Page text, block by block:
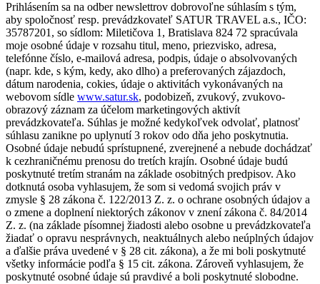
Prihlásením sa na odber newslettrov dobrovoľne súhlasím s tým,
aby spoločnosť resp. prevádzkovateľ SATUR TRAVEL a.s., IČO:
35787201, so sídlom: Miletičova 1, Bratislava 824 72 spracúvala
moje osobné údaje v rozsahu titul, meno, priezvisko, adresa,
telefónne číslo, e-mailová adresa, podpis, údaje o absolvovaných
(napr. kde, s kým, kedy, ako dlho) a preferovaných zájazdoch,
dátum narodenia, cokies, údaje o aktivitách vykonávaných na
webovom sídle www.satur.sk, podobizeň, zvukový, zvukovo-
obrazový záznam za účelom marketingových aktivít
prevádzkovateľa. Súhlas je možné kedykoľvek odvolať, platnosť
súhlasu zanikne po uplynutí 3 rokov odo dňa jeho poskytnutia.
Osobné údaje nebudú sprístupnené, zverejnené a nebude dochádzať
k cezhraničnému prenosu do tretích krajín. Osobné údaje budú
poskytnuté tretím stranám na základe osobitných predpisov. Ako
dotknutá osoba vyhlasujem, že som si vedomá svojich práv v
zmysle § 28 zákona č. 122/2013 Z. z. o ochrane osobných údajov a
o zmene a doplnení niektorých zákonov v znení zákona č. 84/2014
Z. z. (na základe písomnej žiadosti alebo osobne u prevádzkovateľa
žiadať o opravu nesprávnych, neaktuálnych alebo neúplných údajov
a ďalšie práva uvedené v § 28 cit. zákona), a že mi boli poskytnuté
všetky informácie podľa § 15 cit. zákona. Zároveň vyhlasujem, že
poskytnuté osobné údaje sú pravdivé a boli poskytnuté slobodne.